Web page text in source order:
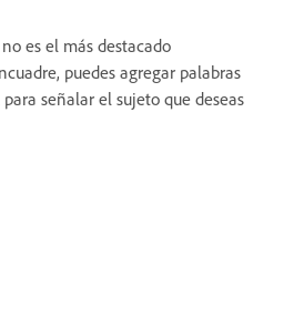
es el más destacado
puedes agregar palabras
señalar el sujeto que deseas